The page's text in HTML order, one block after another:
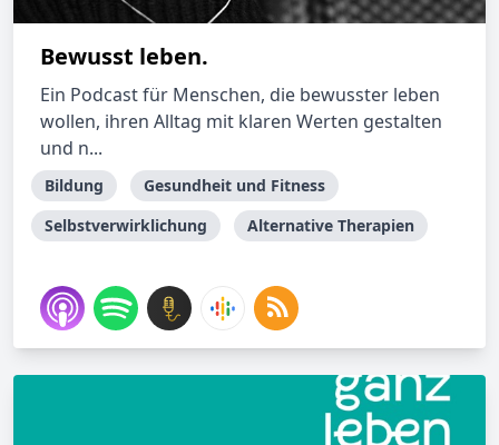
Bewusst leben.
Ein Podcast für Menschen, die bewusster leben
wollen, ihren Alltag mit klaren Werten gestalten
und n...
Bildung
Gesundheit und Fitness
Selbstverwirklichung
Alternative Therapien